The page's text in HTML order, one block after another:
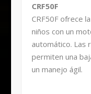
CRF50F
CRF50F ofrece
niños con un
automático. Las
permiten una
un manejo ágil.